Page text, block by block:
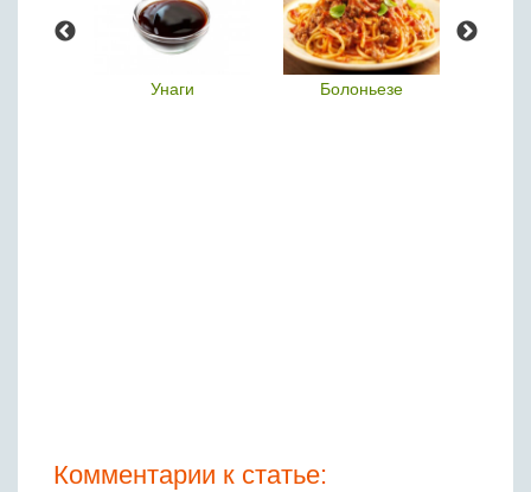
Унаги Болоньезе
Комментарии к статье: